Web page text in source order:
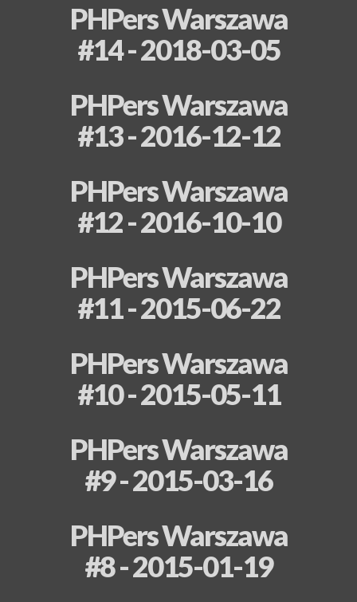
PHPers Warszawa
#14 - 2018-03-05
PHPers Warszawa
#13 - 2016-12-12
PHPers Warszawa
#12 - 2016-10-10
PHPers Warszawa
#11 - 2015-06-22
PHPers Warszawa
#10 - 2015-05-11
PHPers Warszawa
#9 - 2015-03-16
PHPers Warszawa
#8 - 2015-01-19